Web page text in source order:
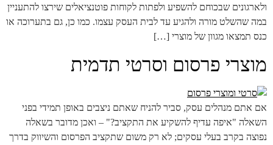
ולארגונים שבכוחם להשפיע ולפתות לקוחות פוטנציאלים שירצו להתעניין
במה שהשלט מורה ולהגיע עד לבית העסק עצמו. כמו כן, גם בתערוכה או
כנס תמצאו מגוון של מוצרי […]
מוצרי פרסום וסרטי תדמית
אם אתם מנהלים עסק, סביר להניח שאתם ניצבים באופן תמידי בפני
השאלה "איפה עדיף להשקיע את התקציב?" – ואכן מדובר בשאלה
נפוצה בקרב בעלי עסקים; לא רק משום שתקציב הפרסום והשיווק בדרך